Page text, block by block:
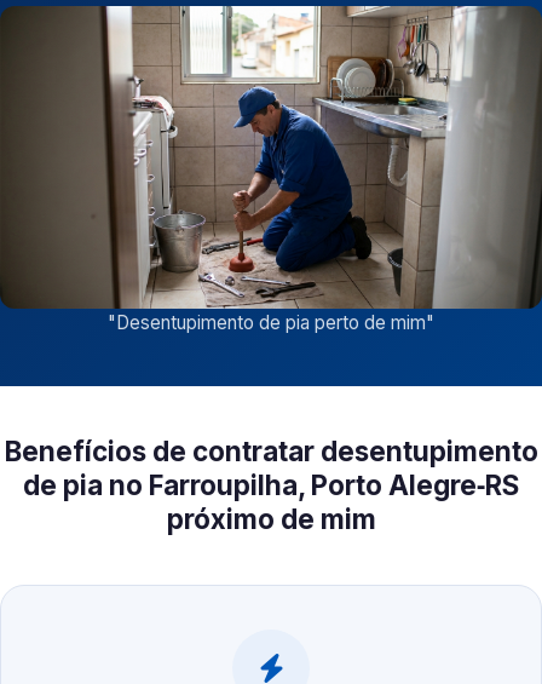
"Desentupimento de pia perto de mim"
Benefícios de contratar desentupimento
de pia no Farroupilha, Porto Alegre‑RS
próximo de mim